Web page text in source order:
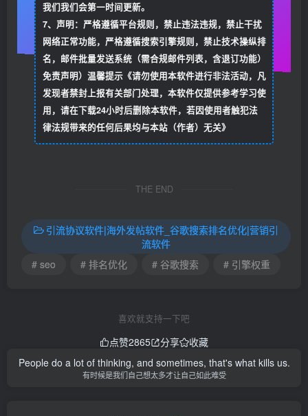
我们我们会第一时间更新。
7、声明：严格遵循平台规则，禁止违法违规，禁止干扰
网络正常功能，严格遵循搜索引擎规则，禁止技术操纵排
名，邮件批量发送系统（需合规邮件列表，含退订功能）
免责声明）温馨提示《请勿使用本软件进行非法活动，凡
发现者禁封上报有关部门处理，本软件仅提供参考学习使
用，请在下载24小时后删除本软件，若因使用者触犯法
律法规带来的任何后果均与本站（作者）无关》
THE END
引流协议软件|海外发帖软件_谷歌搜索排名优化|营销引
流软件
# seo
# 排名优化 # 谷歌搜索 # 引擎权重
喜欢就支持一下吧
点赞2865 分享
收藏
People do a lot of thinking, and sometimes, that's what kills us.
有时候是我们自己想太多才让自己如此难受